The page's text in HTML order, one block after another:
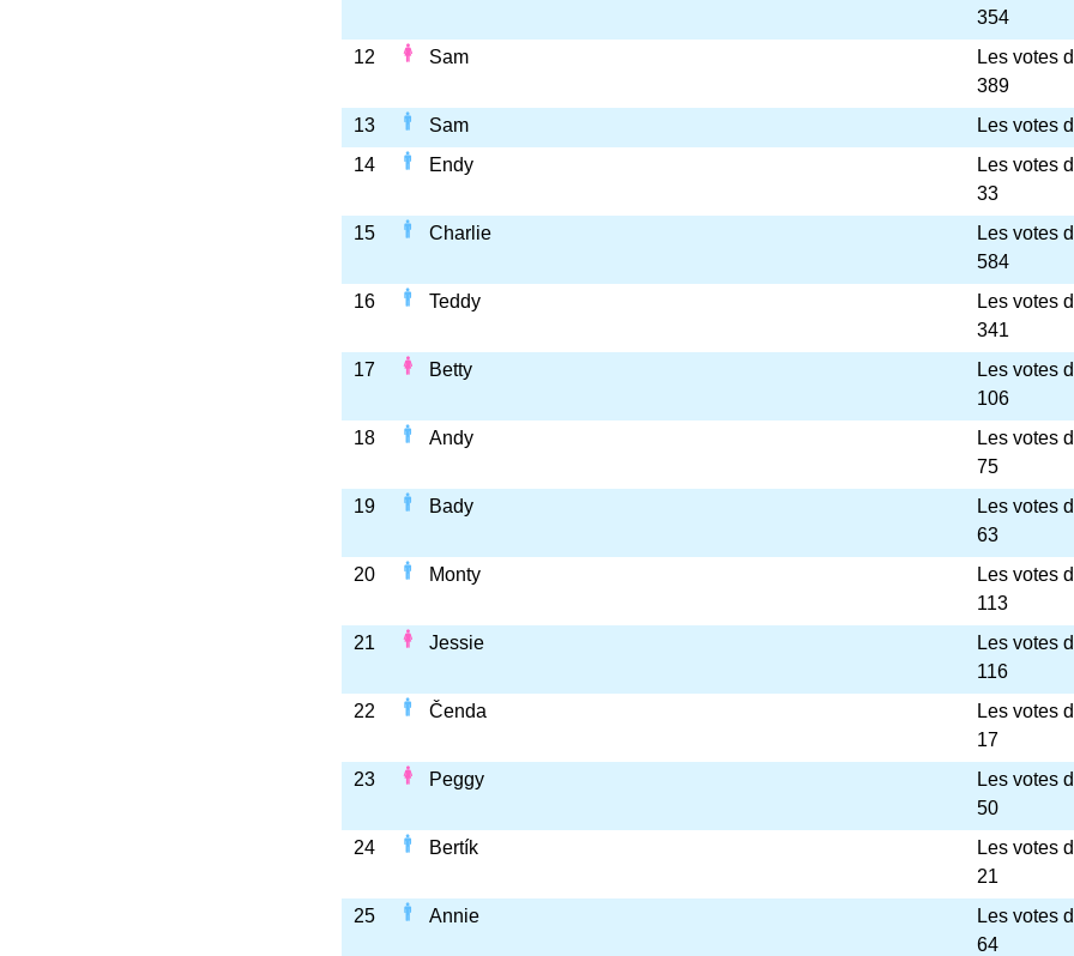
354
12
Sam
Les votes
389
13
Sam
Les votes
14
Endy
Les votes
33
15
Charlie
Les votes
584
16
Teddy
Les votes
341
17
Betty
Les votes
106
18
Andy
Les votes
75
19
Bady
Les votes
63
20
Monty
Les votes
113
21
Jessie
Les votes
116
22
Čenda
Les votes
17
23
Peggy
Les votes
50
24
Bertík
Les votes
21
25
Annie
Les votes
64